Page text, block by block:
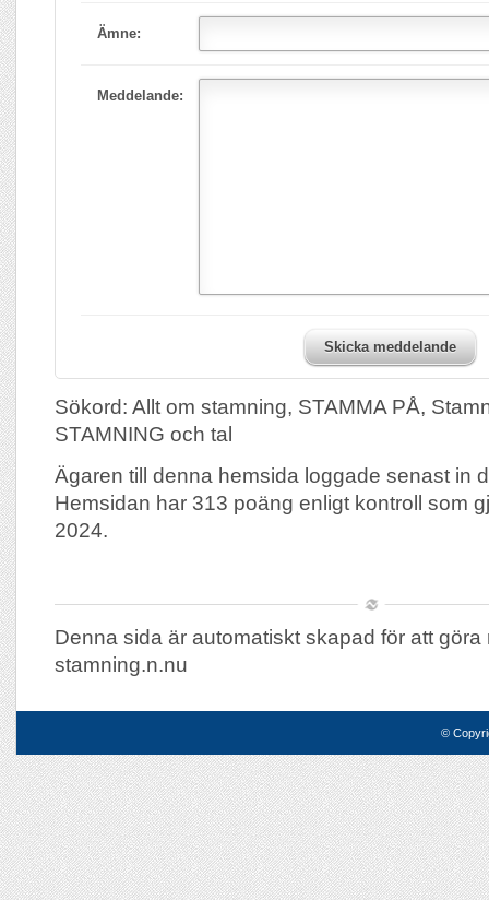
Ämne:
Meddelande:
Skicka meddelande
Sökord: Allt om stamning, STAMMA PÅ,
STAMNING och tal
Ägaren till denna hemsida loggade senast in
Hemsidan har 313 poäng enligt kontroll som
2024.
Denna sida är automatiskt skapad för att göra
stamning.n.nu
©